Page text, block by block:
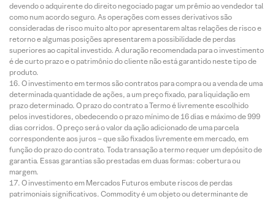
devendo o adquirente do direito negociado pagar um prêmio ao vendedor tal
como num acordo seguro. As operações com esses derivativos são
consideradas de risco muito alto por apresentarem altas relações de risco e
retorno e algumas posições apresentarem a possibilidade de perdas
superiores ao capital investido. A duração recomendada para o investimento
é de curto prazo e o patrimônio do cliente não está garantido neste tipo de
produto.
O investimento em termos são contratos para compra ou a venda de uma
determinada quantidade de ações, a um preço fixado, para liquidação em
prazo determinado. O prazo do contrato a Termo é livremente escolhido
pelos investidores, obedecendo o prazo mínimo de 16 dias e máximo de 999
dias corridos. O preço será o valor da ação adicionado de uma parcela
correspondente aos juros – que são fixados livremente em mercado, em
função do prazo do contrato. Toda transação a termo requer um depósito de
garantia. Essas garantias são prestadas em duas formas: cobertura ou
margem.
O investimento em Mercados Futuros embute riscos de perdas
patrimoniais significativos. Commodity é um objeto ou determinante de